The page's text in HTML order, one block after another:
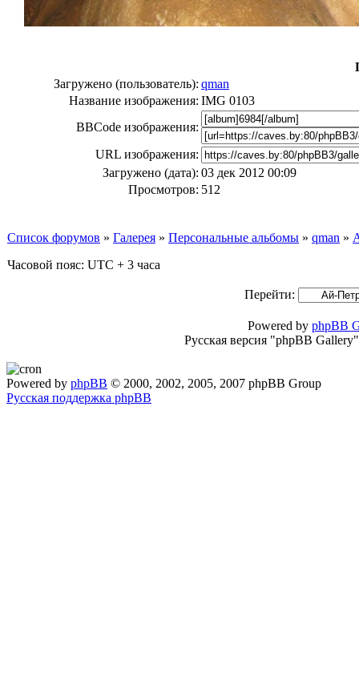
Загружено (пользователь): qman
Название изображения: IMG 0103
BBCode изображения:
URL изображения:
Загружено (дата): 03 дек 2012 00:09
Просмотров: 512
Список форумов » Галерея » Персональные альбомы » qman »
Часовой пояс: UTC + 3 часа
Перейти:
Powered by phpBB
Русская версия "phpBB
Powered by phpBB © 2000, 2002, 2005, 2007 phpBB Group
Русская поддержка phpBB